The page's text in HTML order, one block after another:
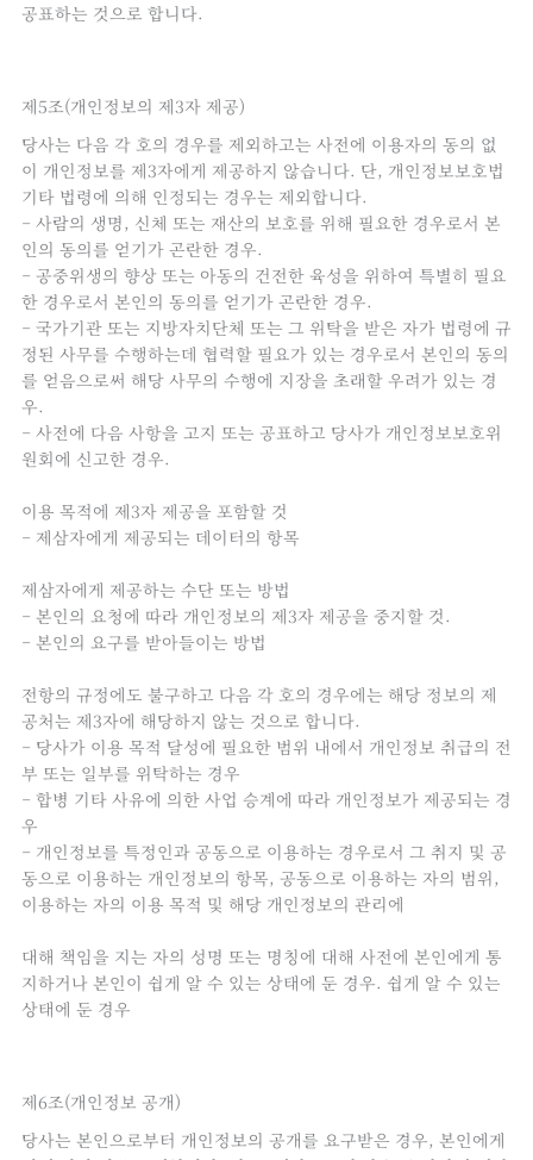
공표하는 것으로 합니다.
제5조(개인정보의 제3자 제공)
당사는 다음 각 호의 경우를 제외하고는 사전에 이용자의 동의 없
이 개인정보를 제3자에게 제공하지 않습니다. 단, 개인정보보호법
기타 법령에 의해 인정되는 경우는 제외합니다.
– 사람의 생명, 신체 또는 재산의 보호를 위해 필요한 경우로서 본
인의 동의를 얻기가 곤란한 경우.
– 공중위생의 향상 또는 아동의 건전한 육성을 위하여 특별히 필요
한 경우로서 본인의 동의를 얻기가 곤란한 경우.
– 국가기관 또는 지방자치단체 또는 그 위탁을 받은 자가 법령에 규
정된 사무를 수행하는데 협력할 필요가 있는 경우로서 본인의 동의
를 얻음으로써 해당 사무의 수행에 지장을 초래할 우려가 있는 경
우.
– 사전에 다음 사항을 고지 또는 공표하고 당사가 개인정보보호위
원회에 신고한 경우.
이용 목적에 제3자 제공을 포함할 것
– 제삼자에게 제공되는 데이터의 항목
제삼자에게 제공하는 수단 또는 방법
– 본인의 요청에 따라 개인정보의 제3자 제공을 중지할 것.
– 본인의 요구를 받아들이는 방법
전항의 규정에도 불구하고 다음 각 호의 경우에는 해당 정보의 제
공처는 제3자에 해당하지 않는 것으로 합니다.
– 당사가 이용 목적 달성에 필요한 범위 내에서 개인정보 취급의 전
부 또는 일부를 위탁하는 경우
– 합병 기타 사유에 의한 사업 승계에 따라 개인정보가 제공되는 경
우
– 개인정보를 특정인과 공동으로 이용하는 경우로서 그 취지 및 공
동으로 이용하는 개인정보의 항목, 공동으로 이용하는 자의 범위,
이용하는 자의 이용 목적 및 해당 개인정보의 관리에
대해 책임을 지는 자의 성명 또는 명칭에 대해 사전에 본인에게 통
지하거나 본인이 쉽게 알 수 있는 상태에 둔 경우. 쉽게 알 수 있는
상태에 둔 경우
제6조(개인정보 공개)
당사는 본인으로부터 개인정보의 공개를 요구받은 경우, 본인에게